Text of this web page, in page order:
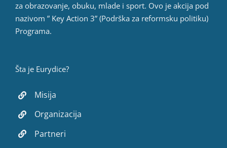
za obrazovanje, obuku, mlade i sport. Ovo je akcija pod
nazivom ” Key Action 3” (Podrška za reformsku politiku)
Programa.
Šta je Eurydice?
Misija
Organizacija
Partneri